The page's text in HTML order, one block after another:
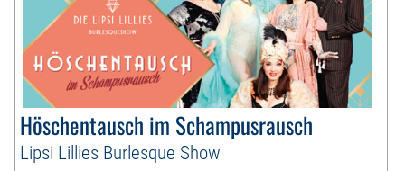
Höschentausch im Schampusrausch
Lipsi Lillies Burlesque Show